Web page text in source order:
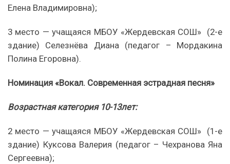
Елена Владимировна);
3 место — учащаяся МБОУ «Жердевская СОШ» (2-е
здание) Селезнёва Диана (педагог – Мордакина
Полина Егоровна).
Номинация «Вокал. Современная эстрадная песня»
Возрастная категория 10-13лет:
2 место — учащаяся МБОУ «Жердевская СОШ» (1-е
здание) Куксова Валерия (педагог – Чехранова Яна
Сергеевна);